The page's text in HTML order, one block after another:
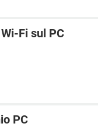
Fi sul PC
PC